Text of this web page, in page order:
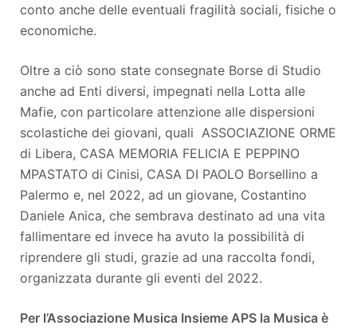
conto anche delle eventuali fragilità sociali, fisiche o
economiche.
Oltre a ciò sono state consegnate Borse di Studio
anche ad Enti diversi, impegnati nella Lotta alle
Mafie, con particolare attenzione alle dispersioni
scolastiche dei giovani, quali ASSOCIAZIONE ORME
di Libera, CASA MEMORIA FELICIA E PEPPINO
MPASTATO di Cinisi, CASA DI PAOLO Borsellino a
Palermo e, nel 2022, ad un giovane, Costantino
Daniele Anica, che sembrava destinato ad una vita
fallimentare ed invece ha avuto la possibilità di
riprendere gli studi, grazie ad una raccolta fondi,
organizzata durante gli eventi del 2022.
Per l’Associazione Musica Insieme APS la Musica è